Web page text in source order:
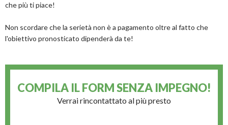
che più ti piace!
Non scordare che la serietà non è a pagamento oltre al fatto che
l'obiettivo pronosticato dipenderà da te!
COMPILA IL FORMSENZA IMPEGNO!
Verrai rincontattato al più presto